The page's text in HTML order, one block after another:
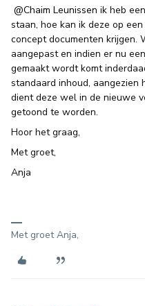
@Chaim Leunissen ik heb
staan, hoe kan ik deze op
concept documenten krijgen.
aangepast en indien er nu
gemaakt wordt komt
standaard inhoud,
dient deze wel in de nieuwe
getoond te worden.
Hoor het graag,
Met groet,
Anja
Met groet Anja,